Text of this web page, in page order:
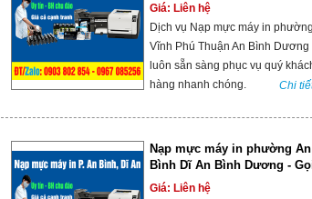
Giá: Liên hệ
Dịch vụ Nạp mực máy in phường
Vĩnh Phú Thuận An Bình Dương
luôn sẵn sàng phục vụ quý
hàng nhanh chóng.
Chi
Nạp mực máy in phường An
Bình Dĩ An Bình Dương -
ngay!
Giá: Liên hệ